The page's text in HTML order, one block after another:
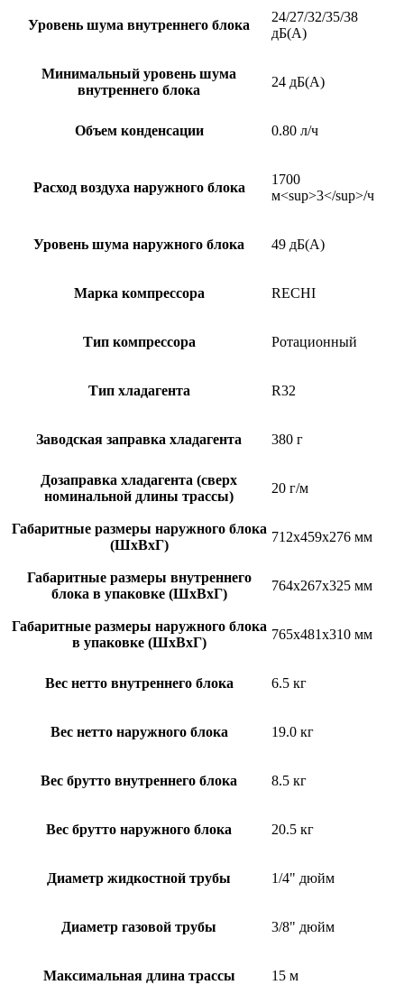
Уровень шума внутреннего блока
24/27/32/35/38
дБ(А)
Минимальный уровень шума
внутреннего блока
24 дБ(А)
Объем конденсации 0.80 л/ч
Расход воздуха наружного блока
1700
м<sup>3</sup>/ч
Уровень шума наружного блока 49 дБ(А)
Марка компрессора RECHI
Тип компрессора Ротационный
Тип хладагента R32
Заводская заправка хладагента 380 г
Дозаправка хладагента (сверх
номинальной длины трассы)
20 г/м
Габаритные размеры наружного блока
(ШxВxГ)
712x459x276 мм
Габаритные размеры внутреннего
блока в упаковке (ШxВxГ)
764x267x325 мм
Габаритные размеры наружного блока
в упаковке (ШxВxГ)
765x481x310 мм
Вес нетто внутреннего блока 6.5 кг
Вес нетто наружного блока 19.0 кг
Вес брутто внутреннего блока 8.5 кг
Вес брутто наружного блока 20.5 кг
Диаметр жидкостной трубы 1/4" дюйм
Диаметр газовой трубы 3/8" дюйм
Максимальная длина трассы 15 м